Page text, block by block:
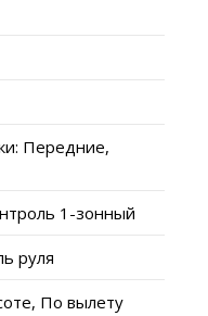
Передние,
1-зонный
руля
По вылету